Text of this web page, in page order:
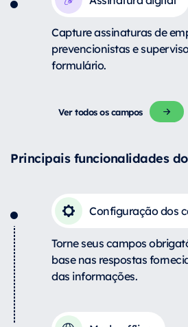
Capture assinaturas de
prevencionistas e
formulário.
Ver todos os campos
Principais funcionalidades
Configuração dos
Torne seus campos
base nas respostas
das informações.